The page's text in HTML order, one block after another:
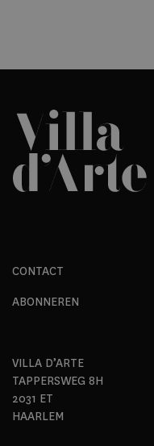
CONTACT
ABONNEREN
VILLA D’ARTE
TAPPERSWEG 8H
2031 ET
HAARLEM